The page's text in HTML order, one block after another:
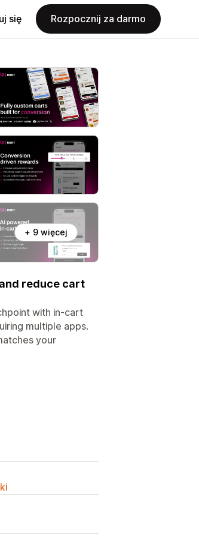
się Rozpocznij za darmo
+ 9 więcej
reduce cart
with in-cart
multiple apps.
your